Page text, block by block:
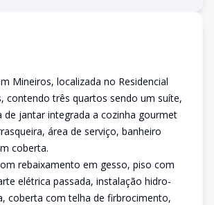
Mineiros, localizada no Residencial
contendo três quartos sendo um suíte,
de jantar integrada a cozinha gourmet
área de serviço, banheiro
coberta.
rebaixamento em gesso, piso com
elétrica passada, instalação hidro-
coberta com telha de firbrocimento,